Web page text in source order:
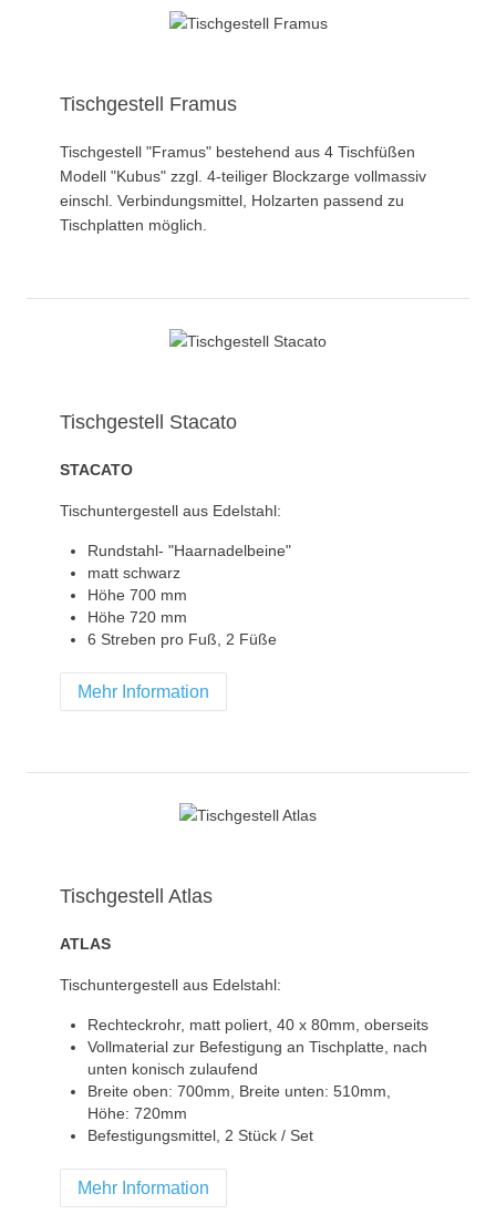
Tischgestell Framus
Tischgestell "Framus" bestehend aus 4 Tischfüßen
Modell "Kubus" zzgl. 4-teiliger Blockzarge vollmassiv
einschl. Verbindungsmittel, Holzarten passend zu
Tischplatten möglich.
Tischgestell Stacato
STACATO
Tischuntergestell aus Edelstahl:
Rundstahl- "Haarnadelbeine"
matt schwarz
Höhe 700 mm
Höhe 720 mm
6 Streben pro Fuß, 2 Füße
Mehr Information
Tischgestell Atlas
ATLAS
Tischuntergestell aus Edelstahl:
Rechteckrohr, matt poliert, 40 x 80mm, oberseits
Vollmaterial zur Befestigung an Tischplatte, nach
unten konisch zulaufend
Breite oben: 700mm, Breite unten: 510mm,
Höhe: 720mm
Befestigungsmittel, 2 Stück / Set
Mehr Information